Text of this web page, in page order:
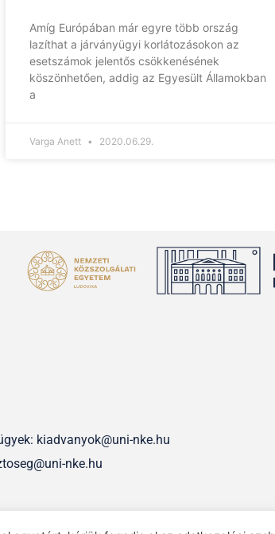
Amíg Európában már egyre több ország
lazíthat a járványügyi korlátozásokon az
esetszámok jelentős csökkenésének
köszönhetően, addig az Egyesült Államokban
a
Varga Anett 2020.06.29.
kiadvanyok@uni-nke.hu
nke.hu